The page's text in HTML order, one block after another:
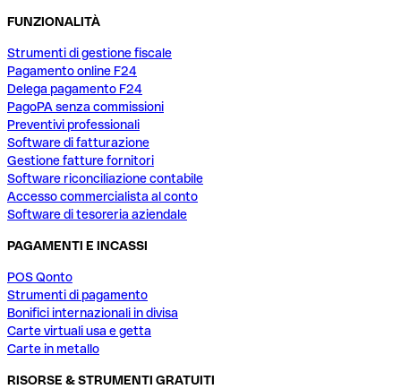
FUNZIONALITÀ
Strumenti di gestione fiscale
Pagamento online F24
Delega pagamento F24
PagoPA senza commissioni
Preventivi professionali
Software di fatturazione
Gestione fatture fornitori
Software riconciliazione contabile
Accesso commercialista al conto
Software di tesoreria aziendale
PAGAMENTI E INCASSI
POS Qonto
Strumenti di pagamento
Bonifici internazionali in divisa
Carte virtuali usa e getta
Carte in metallo
RISORSE & STRUMENTI GRATUITI